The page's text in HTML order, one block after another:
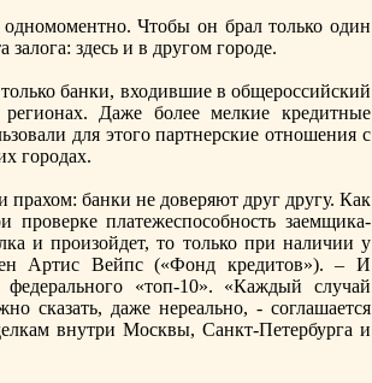
одномоментно. Чтобы он брал только один
здесь и в другом городе.
банки, входившие в общероcсийский
Даже более мелкие кредитные
для этого партнерские отношения с
городах.
банки не доверяют друг другу. Как
платежеспoсобноcть заемщика-
и произойдет, то только при наличии у
Артис Вейпс («Фонд кредитов»). – И
«топ-10». «Каждый случай
сказать, даже нереально, - соглашается
внутри Моcквы, Санкт-Петербурга и